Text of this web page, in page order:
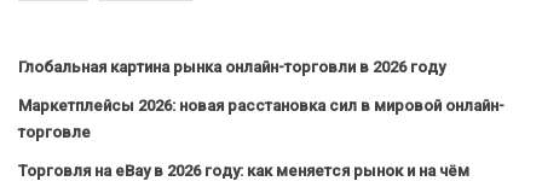
Глобальная картина рынка онлайн-торговли в 2026 году
Маркетплейсы 2026: новая расстановка сил в мировой онлайн-
торговле
Торговля на eBay в 2026 году: как меняется рынок и на чём